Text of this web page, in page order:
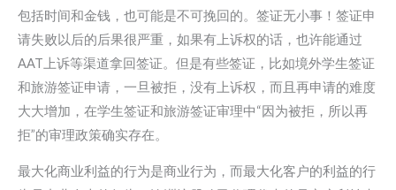
包括时间和金钱，也可能是不可挽回的。签证无小事！签证申
请失败以后的后果很严重，如果有上诉权的话，也许能通过
AAT上诉等渠道拿回签证。但是有些签证，比如境外学生签证
和旅游签证申请，一旦被拒，没有上诉权，而且再申请的难度
大大增加，在学生签证和旅游签证审理中“因为被拒，所以再
拒”的审理政策确实存在。
最大化商业利益的行为是商业行为，而最大化客户的利益的行